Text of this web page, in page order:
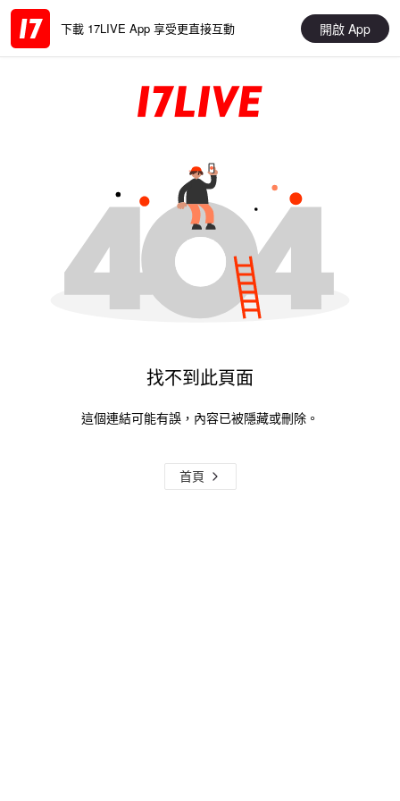
下載 17LIVE App 享受更直接互動 開啟 App
找不到此頁面
這個連結可能有誤，內容已被隱藏或刪除。
首頁